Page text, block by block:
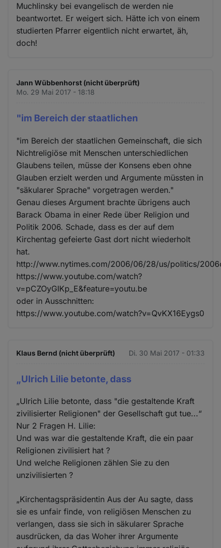
Muchlinsky bei evangelisch de werden nie
beantwortet. Er weigert sich. Hätte ich von einem
studierten Pfarrer eigentlich nicht erwartet, äh,
doch!
Jann Wübbenhorst (nicht überprüft)
Mo. 29 Mai 2017 - 18:18
"im Bereich der staatlichen
"im Bereich der staatlichen Gemeinschaft, die sich
Nichtreligiöse mit Menschen unterschiedlichen
Glaubens teilen, müsse der Konsens eben ohne
Glauben erzielt werden und Argumente müssten in
"säkularer Sprache" vorgetragen werden."
Genau dieses Argument brachte übrigens auch
Barack Obama in einer Rede über Religion und
Politik 2006. Schade, dass es der auf dem
Kirchentag gefeierte Gast dort nicht wiederholt
hat.
http://www.nytimes.com/2006/06/28/us/politics/
https://www.youtube.com/watch?
v=pCZOyGIKp_E&feature=youtu.be
oder in Ausschnitten:
https://www.youtube.com/watch?v=QvKX16Eygs0
Klaus Bernd (nicht überprüft) Di. 30 Mai 2017 - 01:33
„Ulrich Lilie betonte, dass
„Ulrich Lilie betonte, dass "die gestaltende Kraft
zivilisierter Religionen" der Gesellschaft gut tue...“
Nur 2 Fragen H. Lilie:
Und was war die gestaltende Kraft, die ein paar
Religionen zivilisiert hat ?
Und welche Religionen zählen Sie zu den
unzivilisierten ?
„Kirchentagspräsidentin Aus der Au sagte, dass
sie es unfair finde, von religiösen Menschen zu
verlangen, dass sie sich in säkularer Sprache
ausdrücken, da das Woher ihrer Argumente